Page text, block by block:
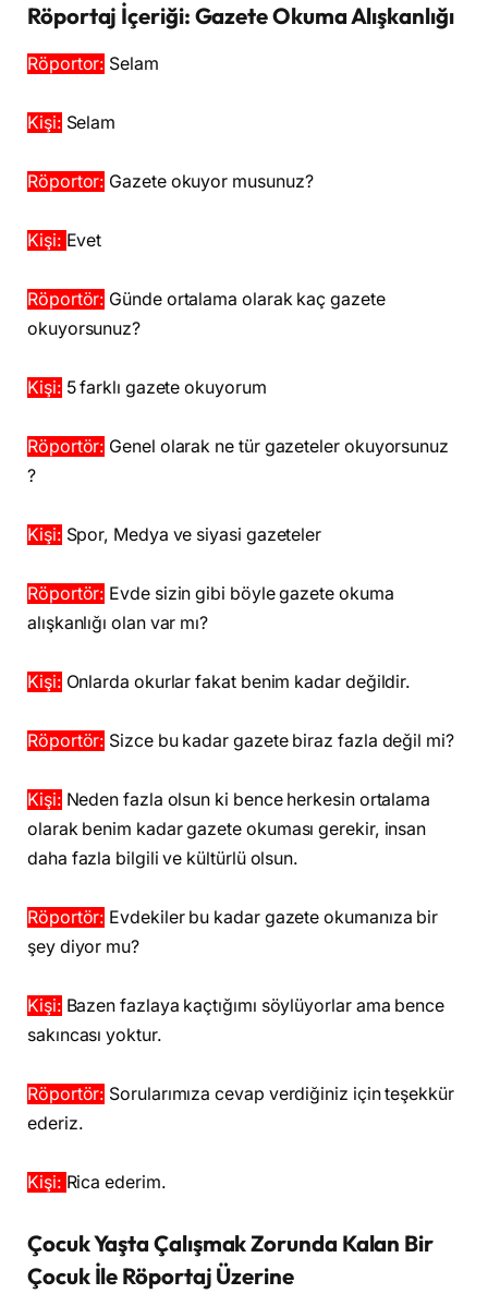
Röportaj İçeriği: Gazete Okuma Alışkanlığı
Röportor: Selam
Kişi: Selam
Röportor: Gazete okuyor musunuz?
Kişi: Evet
Röportör: Günde ortalama olarak kaç gazete
okuyorsunuz?
Kişi: 5 farklı gazete okuyorum
Röportör: Genel olarak ne tür gazeteler okuyorsunuz
?
Kişi: Spor, Medya ve siyasi gazeteler
Röportör: Evde sizin gibi böyle gazete okuma
alışkanlığı olan var mı?
Kişi: Onlarda okurlar fakat benim kadar değildir.
Röportör: Sizce bu kadar gazete biraz fazla değil mi?
Kişi: Neden fazla olsun ki bence herkesin ortalama
olarak benim kadar gazete okuması gerekir, insan
daha fazla bilgili ve kültürlü olsun.
Röportör: Evdekiler bu kadar gazete okumanıza bir
şey diyor mu?
Kişi: Bazen fazlaya kaçtığımı söylüyorlar ama bence
sakıncası yoktur.
Röportör: Sorularımıza cevap verdiğiniz için teşekkür
ederiz.
Kişi: Rica ederim.
Çocuk Yaşta Çalışmak Zorunda Kalan Bir
Çocuk İle Röportaj Üzerine